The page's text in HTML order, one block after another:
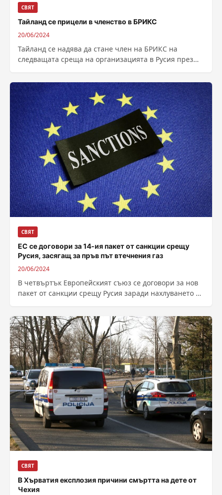
СВЯТ
Тайланд се прицели в членство в БРИКС
20/06/2024
Тайланд се надява да стане член на БРИКС на
следващата среща на организацията в Русия през
СВЯТ
ЕС се договори за 14-ия пакет от санкции срещу
Русия, засягащ за пръв път втечнения газ
20/06/2024
В четвъртък Европейският съюз се договори за нов
пакет от санкции срещу Русия заради нахлуването на
СВЯТ
В Хърватия експлозия причини смъртта на дете от
Чехия